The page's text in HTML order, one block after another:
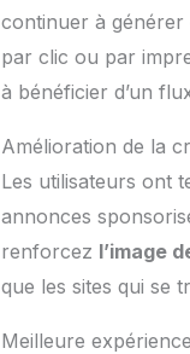
continuer à générer
par clic ou par
à bénéficier d’un
Amélioration de la
Les utilisateurs ont
annonces
renforcez l’image
que les sites qui se
Meilleure